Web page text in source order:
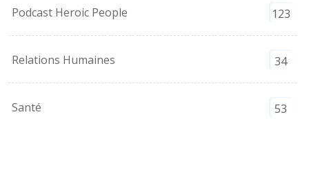
Podcast Heroic People 123
Relations Humaines 34
Santé 53